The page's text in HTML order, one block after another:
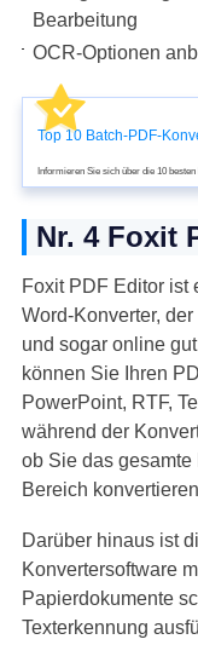
Bearbeitung
OCR-Optionen
Top 10 Batch-PDF-
Informieren Sie sich über die 10
Nr. 4 Foxit
Foxit PDF Editor ist
Word-Konverter,
und sogar online
können Sie Ihren
PowerPoint, RTF,
während der
ob Sie das
Bereich
Darüber hinaus ist
Konvertersoftware
Papierdokumente
Texterkennung